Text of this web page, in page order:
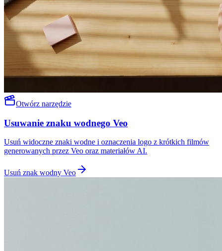
Otwórz narzędzie
Usuwanie znaku wodnego Veo
Usuń widoczne znaki wodne i oznaczenia logo z krótkich filmów
generowanych przez Veo oraz materiałów AI.
Usuń znak wodny Veo